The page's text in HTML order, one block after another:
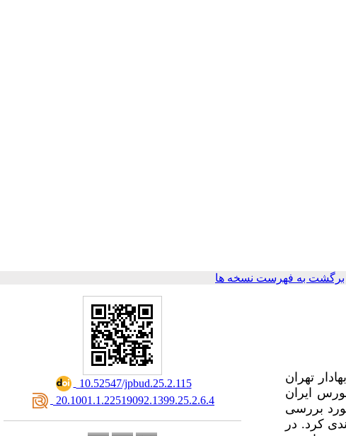
برگشت به فهرست نسخه ها
‎ 10.52547/jpbud.25.2.115
‎ 20.1001.1.22519092.1399.25.2.6.4
تهران
تهران یا فرابورس ایران
بررسی
را می‌توان به دو زیردوره 1394-1392 و 1397-1395 تقسیم‌بندی کرد. در